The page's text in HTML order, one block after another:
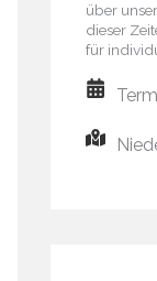
über
dieser
für